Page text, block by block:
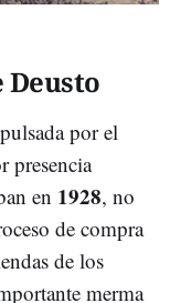
Deusto
por el
presencia
en 1928, no
de compra
de los
merma